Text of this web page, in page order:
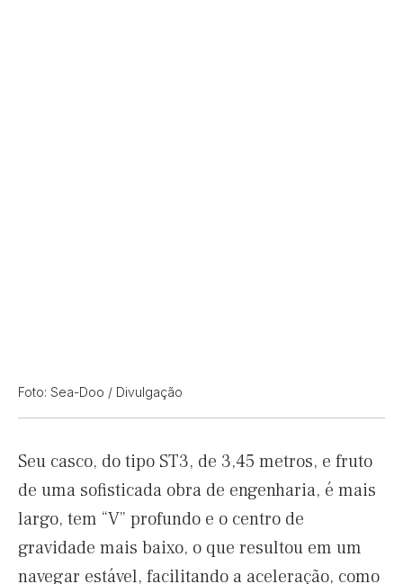
Foto: Sea-Doo / Divulgação
Seu casco, do tipo ST3, de 3,45 metros, e fruto
de uma sofisticada obra de engenharia, é mais
largo, tem “V” profundo e o centro de
gravidade mais baixo, o que resultou em um
navegar estável, facilitando a aceleração, como